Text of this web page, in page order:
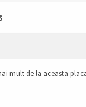
mult de la aceasta